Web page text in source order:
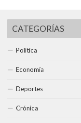
CATEGORÍAS
Política
Economía
Deportes
Crónica